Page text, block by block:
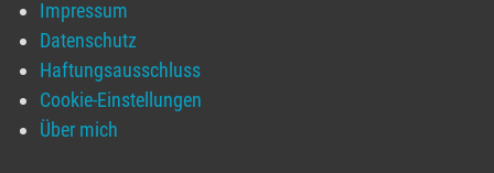
Impressum
Datenschutz
Haftungsausschluss
Cookie-Einstellungen
Über mich